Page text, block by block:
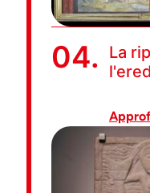
04.
La